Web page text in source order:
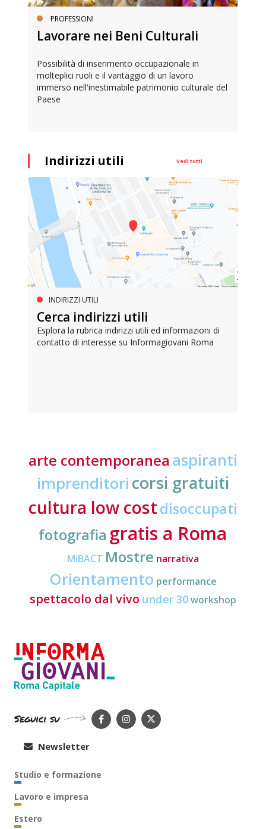
PROFESSIONI
Lavorare nei Beni Culturali
Possibilità di inserimento occupazionale in
molteplici ruoli e il vantaggio di un lavoro
immerso nell'inestimabile patrimonio culturale del
Paese
Indirizzi utili Vedi tutti
INDIRIZZI UTILI
Cerca indirizzi utili
Esplora la rubrica indirizzi utili ed informazioni di
contatto di interesse su Informagiovani Roma
arte contemporanea aspiranti
imprenditori corsi gratuiti
cultura low costdisoccupati
fotografia gratis a Roma
MiBACT Mostre narrativa
Orientamento performance
spettacolo dal vivo under 30workshop
Seguici su
Newsletter
Studio e formazione
Lavoro e impresa
Estero